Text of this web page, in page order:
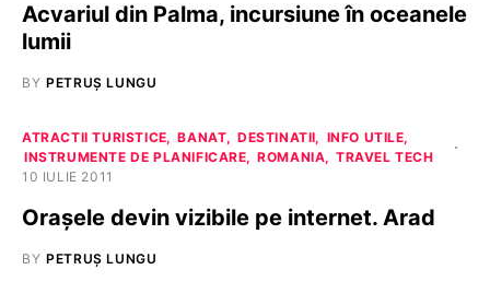
Acvariul din Palma, incursiune în oceanele
lumii
BY PETRUȘ LUNGU
ATRACTII TURISTICE BANAT DESTINATII
INFO UTILE
INSTRUMENTE DE PLANIFICARE
ROMANIA
TRAVEL TECH
10 IULIE 2011
Oraşele devin vizibile pe internet. Arad
BY PETRUȘ LUNGU